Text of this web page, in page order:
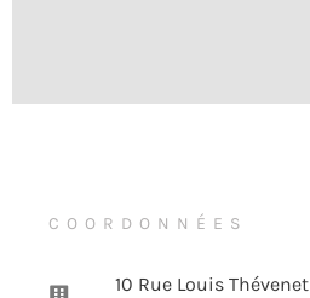
COORDONNÉES
10 Rue Louis Thévenet